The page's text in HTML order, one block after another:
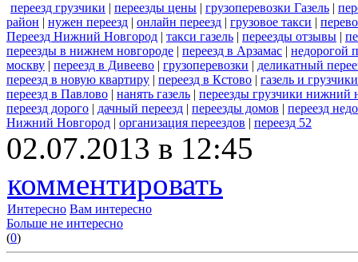
переезд грузчики | переезды цены | грузоперевозки Газель |
район | нужен переезд | онлайн переезд | грузовое такси |
Переезд Нижний Новгород | такси газель | переезды отзывы |
переезды в нижнем новгороде | переезд в Арзамас | недорогой
москву | переезд в Дивеево | грузоперевозки | деликатный
переезд в новую квартиру | переезд в Кстово | газель и грузчики
переезд в Павлово | нанять газель | переезды грузчики нижний
переезд дорого | дачный переезд | переезды домов | переезд
Нижний Новгород | организация переездов | переезд 52
02.07.2013 в 12:45
комментировать
Интересно Вам интересно
Больше не интересно
(0)